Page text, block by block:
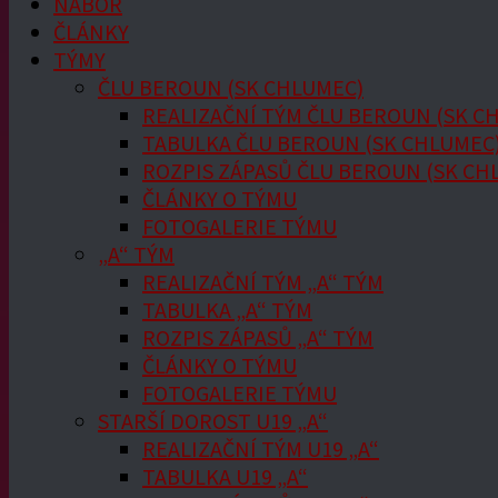
ČLÁNKY
TÝMY
ČLU BEROUN (SK CHLUMEC)
REALIZAČNÍ TÝM ČLU BEROUN (SK
TABULKA ČLU BEROUN (SK
ROZPIS ZÁPASŮ ČLU BEROUN (SK
ČLÁNKY O TÝMU
FOTOGALERIE TÝMU
„A“ TÝM
REALIZAČNÍ TÝM „A“ TÝM
TABULKA „A“ TÝM
ROZPIS ZÁPASŮ „A“ TÝM
ČLÁNKY O TÝMU
FOTOGALERIE TÝMU
STARŠÍ DOROST U19 „A“
REALIZAČNÍ TÝM U19 „A“
TABULKA U19 „A“